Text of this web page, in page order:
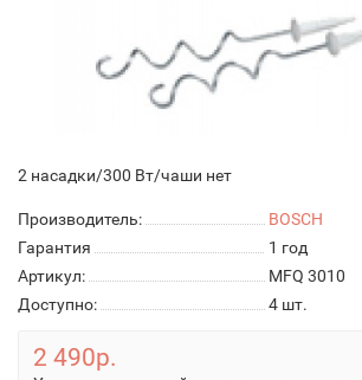
2 насадки/300 Вт/чаши нет
Производитель:
BOSCH
Гарантия
1 год
Артикул:
MFQ 3010
Доступно:
4 шт.
2 490р.